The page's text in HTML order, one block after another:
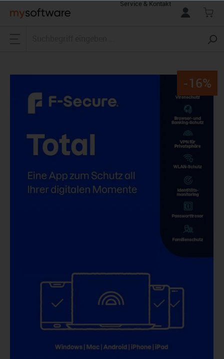
springen
Service & Kontakt
-16%